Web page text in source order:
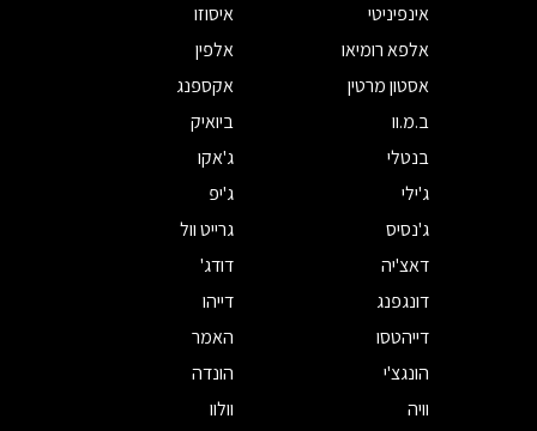
אינפיניטי
איסוזו
אלפא רומיאו
אלפין
אסטון מרטין
אקספנג
ב.מ.וו
ביואיק
בנטלי
ג'אקו
ג'ילי
ג'יפ
ג'נסיס
גרייט וול
דאצ'יה
דודג'
דונגפנג
דייהו
דייהטסו
האמר
הונגצ'י
הונדה
וויה
וולוו